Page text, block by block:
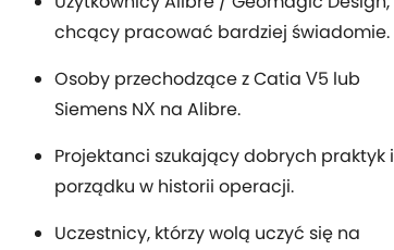
chcący pracować bardziej świadomie.
Osoby przechodzące z Catia V5 lub
Siemens NX na Alibre.
Projektanci szukający dobrych praktyk i
porządku w historii operacji.
Uczestnicy, którzy wolą uczyć się na